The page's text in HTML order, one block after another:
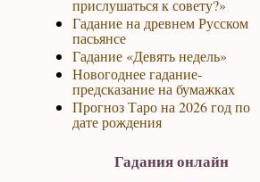
прислушаться к совету?»
Гадание на древнем Русском
пасьянсе
Гадание «Девять недель»
Новогоднее гадание-
предсказание на бумажках
Прогноз Таро на 2026 год по
дате рождения
Гадания онлайн